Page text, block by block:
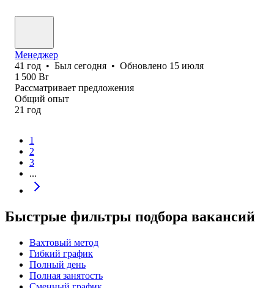
Менеджер
41 год • Был сегодня • Обновлено 15 июля
1 500 Br
Рассматривает предложения
Общий опыт
21 год
1
2
3
...
Быстрые фильтры подбора вакансий
Вахтовый метод
Гибкий график
Полный день
Полная занятость